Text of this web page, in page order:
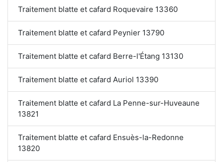
Traitement blatte et cafard Roquevaire 13360
Traitement blatte et cafard Peynier 13790
Traitement blatte et cafard Berre-l'Étang 13130
Traitement blatte et cafard Auriol 13390
Traitement blatte et cafard La Penne-sur-Huveaune
13821
Traitement blatte et cafard Ensuès-la-Redonne
13820